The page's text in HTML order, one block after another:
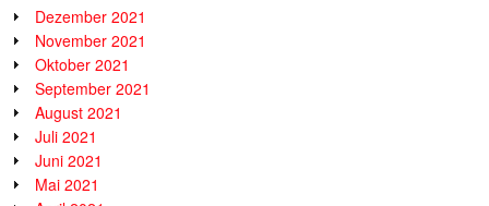
Dezember 2021
November 2021
Oktober 2021
September 2021
August 2021
Juli 2021
Juni 2021
Mai 2021